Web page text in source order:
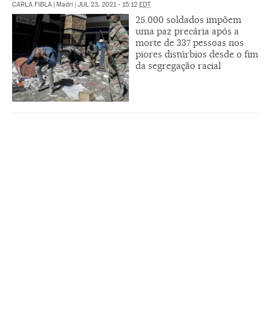
CARLA FIBLA Madri JUL 23, 2021 - 15:12 EDT
25.000 soldados impõem
uma paz precária após a
morte de 337 pessoas nos
piores distúrbios desde o fim
da segregação racial